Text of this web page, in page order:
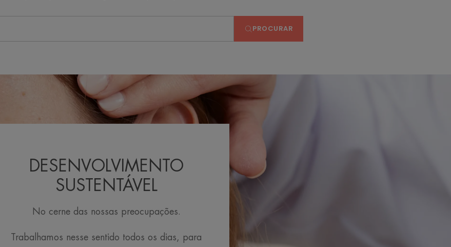
PROCURAR
DESENVOLVIMENTO
SUSTENTÁVEL
No cerne das nossas preocupações.
Trabalhamos nesse sentido todos os dias, para